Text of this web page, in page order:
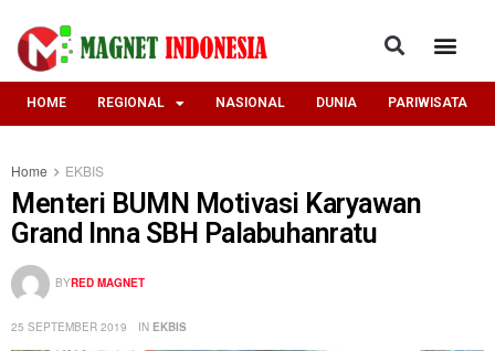
HOME REGIONAL NASIONAL DUNIA PARIWISATA
Home EKBIS
Menteri BUMN Motivasi Karyawan
Grand Inna SBH Palabuhanratu
BYRED MAGNET
25 SEPTEMBER 2019 IN EKBIS